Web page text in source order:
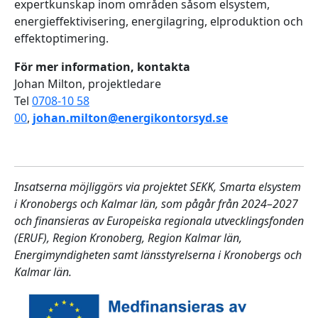
expertkunskap inom områden såsom elsystem,
energieffektivisering, energilagring, elproduktion och
effektoptimering.
För mer information, kontakta
Johan Milton, projektledare
Tel 0708-10 58
00, johan.milton@energikontorsyd.se
Insatserna möjliggörs via projektet SEKK, Smarta elsystem
i Kronobergs och Kalmar län, som pågår från 2024–2027
och finansieras av Europeiska regionala utvecklingsfonden
(ERUF), Region Kronoberg, Region Kalmar län,
Energimyndigheten samt länsstyrelserna i Kronobergs och
Kalmar län.